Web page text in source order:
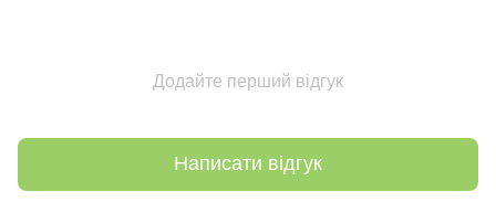
Додайте перший відгук
Написати відгук